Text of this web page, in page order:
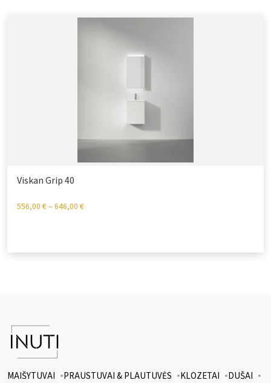
Viskan Grip 40
556,00 €– 646,00 €
MAIŠYTUVAI PRAUSTUVAI & PLAUTUVĖS KLOZETAI
DUŠAI